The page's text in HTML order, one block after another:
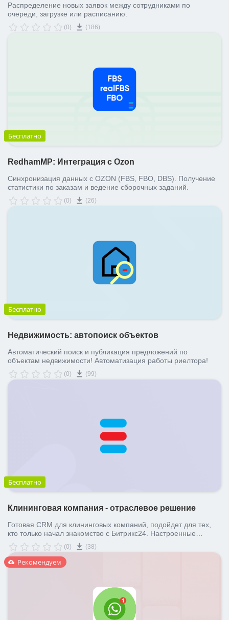
Распределение новых заявок между сотрудниками по
очереди, загрузке или расписанию.
(0) (186)
Бесплатно
RedhamMP: Интеграция с Ozon
Синхронизация данных с OZON (FBS, FBO, DBS). Получение
статистики по заказам и ведение сборочных заданий.
(0) (26)
Бесплатно
Недвижимость: автопоиск объектов
Автоматический поиск и публикация предложений по
объектам недвижимости! Автоматизация работы риелтора!
(0) (99)
Бесплатно
Клининговая компания - отраслевое решение
Готовая CRM для клининговых компаний, подойдет для тех,
кто только начал знакомство с Битрикс24. Настроенные
воронки продаж, автоматизация робот и все необходимые
поля в карточках сделок.
(0) (38)
Рекомендуем